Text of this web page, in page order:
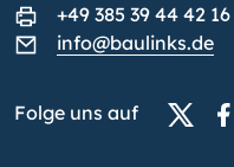
+49 385 39 44 42 16
info@baulinks.de
Folge uns auf